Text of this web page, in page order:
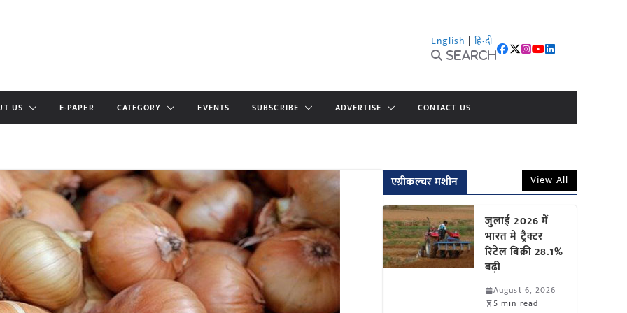
English | हिन्दी
Search
US E-PAPER CATEGORY EVENTS SUBSCRIBE ADVERTISE CONTACT US
एग्रीकल्चर मशीन View All
जुलाई 2026 में
भारत में ट्रैक्टर
रिटेल बिक्री 28.1%
बढ़ी
August 6, 2026
5 min read